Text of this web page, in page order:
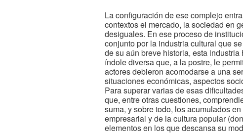
La configuración de ese complejo
contextos el mercado, la sociedad en
desiguales. En ese proceso de
conjunto por la industria cultural que
de su aún breve historia, esta
índole diversa que, a la postre, le
actores debieron acomodarse a una
situaciones económicas, aspectos
Para superar varias de esas
que, entre otras cuestiones,
suma, y sobre todo, los acumulados
empresarial y de la cultura popular
elementos en los que descansa su